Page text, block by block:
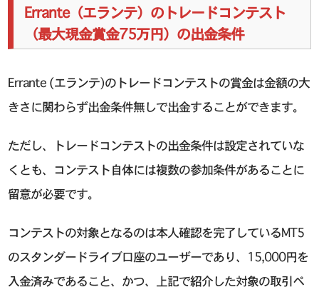
Errante（エランテ）のトレードコンテスト
（最大現金賞金75万円）の出金条件
Errante (エランテ)のトレードコンテストの賞金は金額の大
きさに関わらず出金条件無しで出金することができます。
ただし、トレードコンテストの出金条件は設定されていな
くとも、コンテスト自体には複数の参加条件があることに
留意が必要です。
コンテストの対象となるのは本人確認を完了しているMT5
のスタンダードライブ口座のユーザーであり、15,000円を
入金済みであること、かつ、上記で紹介した対象の取引ペ